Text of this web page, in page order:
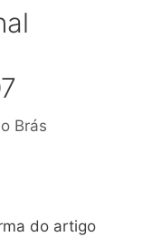
Brás
do artigo